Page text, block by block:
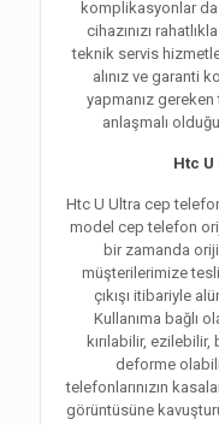
komplikasyonlar
cihazınızı
teknik servis
alınız ve garanti
yapmanız
anlaşmalı
Htc
Htc U Ultra cep
model cep telefon
bir zamanda
müşterilerimize
çıkışı itibariyle
Kullanıma bağlı
kırılabilir,
deforme
telefonlarınızın
görüntüsüne